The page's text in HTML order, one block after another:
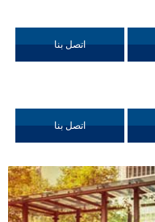
اتصل بنا
اتصل بنا